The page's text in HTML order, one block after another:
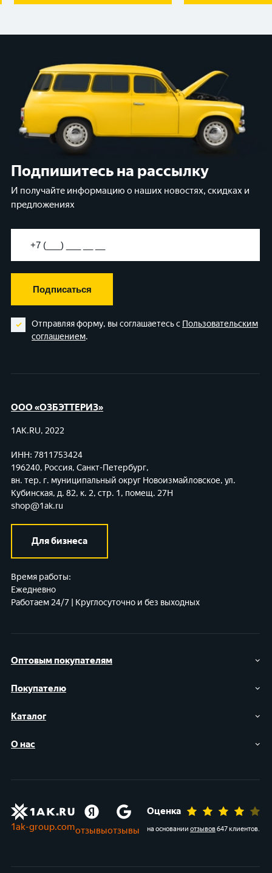
Подпишитесь на рассылку
И получайте информацию о наших новостях, скидках и
предложениях
Подписаться
Отправляя форму, вы соглашаетесь с Пользовательским
соглашением.
Оптовым покупателям
Покупателю
Каталог
О нас
ООО «ОЗБЭТТЕРИЗ»
1AK.RU, 2022
ИНН: 7811753424
196240, Россия, Санкт-Петербург,
вн. тер. г. муниципальный округ Новоизмайловское, ул.
Кубинская, д. 82, к. 2, стр. 1, помещ. 27Н
shop@1ak.ru
Для бизнеса
Время работы:
Ежедневно
Работаем 24/7 | Круглосуточно и без выходных
1ak-group.comотзывыотзывы
Оценка
на основании отзывов647 клиентов.